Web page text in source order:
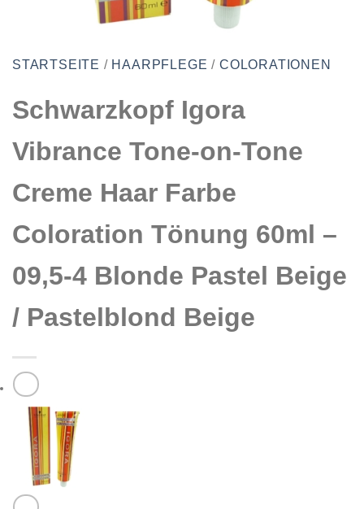
STARTSEITE / HAARPFLEGE / COLORATIONEN
Schwarzkopf Igora
Vibrance Tone-on-Tone
Creme Haar Farbe
Coloration Tönung 60ml –
09,5-4 Blonde Pastel Beige
/ Pastelblond Beige